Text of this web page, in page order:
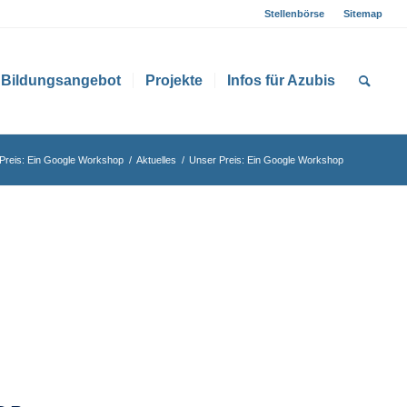
Stellenbörse Sitemap
Bildungsangebot Projekte Infos für Azubis
Ein Google Workshop / Aktuelles / Unser Preis: Ein Google Workshop